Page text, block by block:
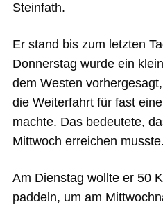
Steinfath.
Er stand bis zum letzten
Donnerstag wurde ein
dem Westen
die Weiterfahrt für fast
machte. Das bedeutete,
Mittwoch erreichen musste.
Am Dienstag wollte er 50
paddeln, um am